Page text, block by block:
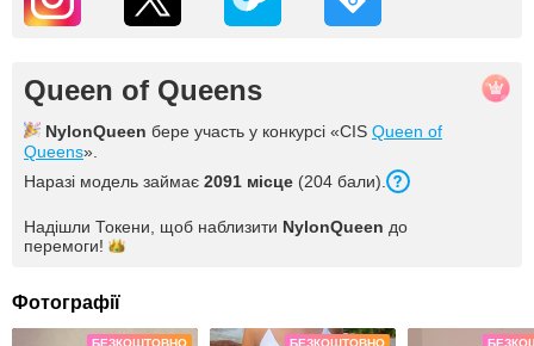
Queen of Queens
NylonQueen бере участь у конкурсі «CIS Queen of
Queens».
Наразі модель займає 2091 місце (204 бали).
Надішли Токени, щоб наблизити NylonQueen до
перемоги!
Фотографії
БЕЗКОШТОВНО БЕЗКОШТОВНО